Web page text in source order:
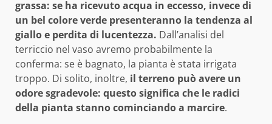
grassa: se ha ricevuto acqua in eccesso, invece di
un bel colore verde presenteranno la tendenza al
giallo e perdita di lucentezza. Dall’analisi del
terriccio nel vaso avremo probabilmente la
conferma: se è bagnato, la pianta è stata irrigata
troppo. Di solito, inoltre, il terreno può avere un
odore sgradevole: questo significa che le radici
della pianta stanno cominciando a marcire.